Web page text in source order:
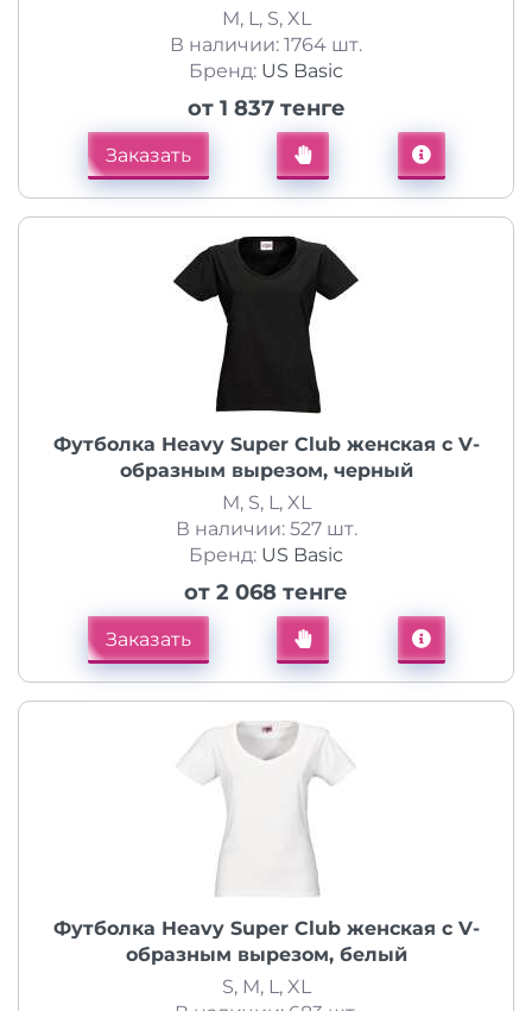
M, L, S, XL
В наличии: 1764 шт.
Бренд: US Basic
от 1 837 тенге
Заказать
Футболка Heavy Super Club женская с V-
образным вырезом, черный
M, S, L, XL
В наличии: 527 шт.
Бренд: US Basic
от 2 068 тенге
Заказать
Футболка Heavy Super Club женская с V-
образным вырезом, белый
S, M, L, XL